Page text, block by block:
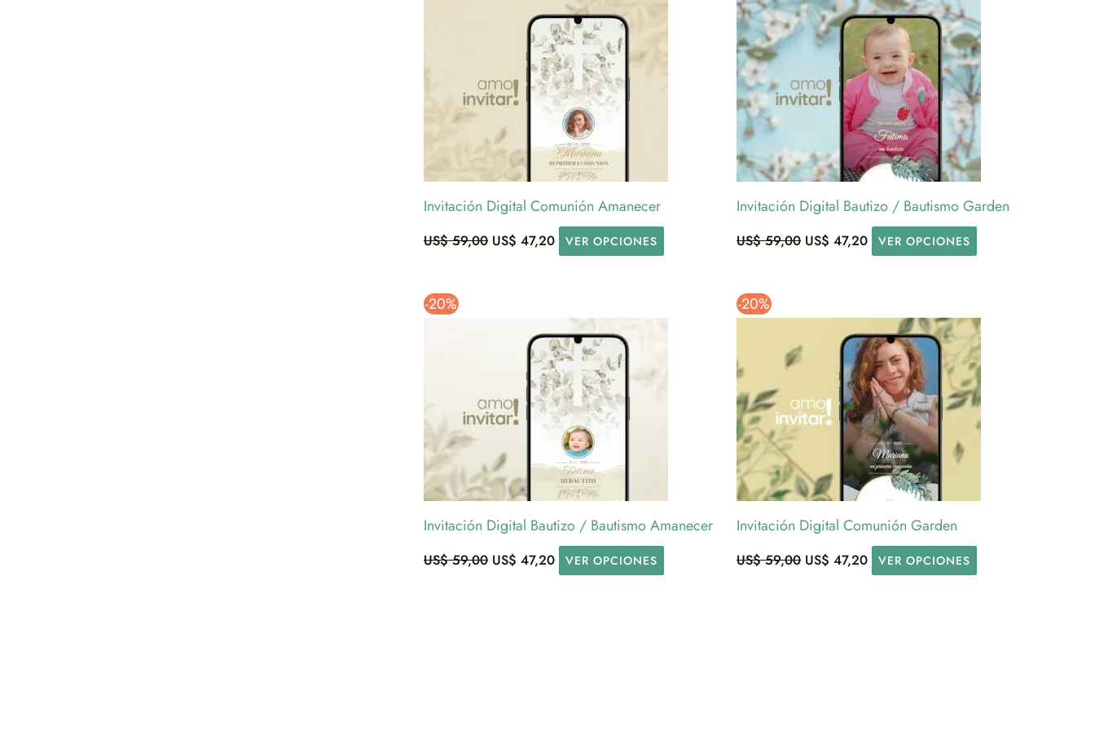
Invitación Digital Comunión Amanecer
US$59,00 US$ 47,20 VER OPCIONES
Invitación Digital Bautizo / Bautismo Garden
US$59,00 US$ 47,20 VER OPCIONES
-20%
Invitación Digital Bautizo / Bautismo Amanecer
US$59,00 US$ 47,20 VER OPCIONES
-20%
Invitación Digital Comunión Garden
US$59,00 US$ 47,20 VER OPCIONES